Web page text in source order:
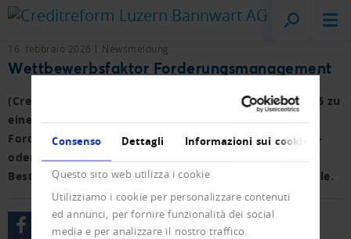
Consenso Dettagli Informazioni sui cookie
Questo sito web utilizza i cookie
Utilizziamo i cookie per personalizzare contenuti
ed annunci, per fornire funzionalità dei social
media e per analizzare il nostro traffico.
Creditreform
Lucerna
16. febbraio 2026 Newsmeldung
Wettbewerbsfaktor Forderungsmanagement
(Creditreform Österreich) Zahlungsfähigkeit wird 2026 zu
einem entscheidenden Erfolgsfaktor.
Forderungsmanagement ist damit kein reines Kosten-
oder Inkassothema mehr, sondern ein integraler
Bestandteil stabiler und nachhaltiger Geschäftsmodelle.